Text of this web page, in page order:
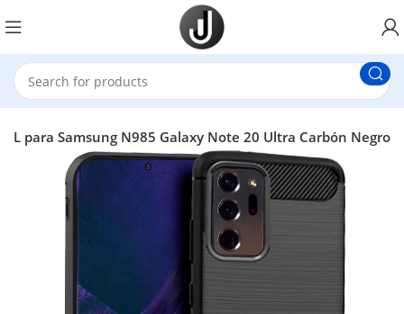
para Samsung N985 Galaxy Note 20 Ultra Carbón Negro